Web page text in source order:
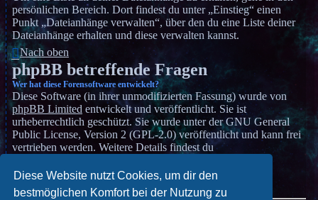
Diese Website nutzt Cookies, um dir den
bestmöglichen Komfort bei der Nutzung zu
persönlichen Bereich. Dort findest du unter „Einstieg“ einen
Punkt „Dateianhänge verwalten“, über den du eine Liste deiner
Dateianhänge erhalten und diese verwalten kannst.
Nach oben
phpBB betreffende Fragen
Wer hat diese Forensoftware entwickelt?
Diese Software (in ihrer unmodifizierten Fassung) wurde von
phpBB Limited entwickelt und veröffentlicht. Sie ist
urheberrechtlich geschützt. Sie wurde unter der GNU General
Public License, Version 2 (GPL-2.0) veröffentlicht und kann frei
vertrieben werden. Weitere Details findest du
Anlaufstelle ist unterphpBB.dezu finden.
Nach oben